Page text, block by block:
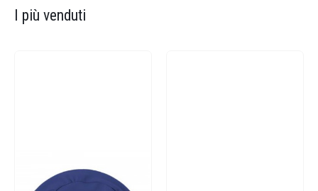
I più venduti